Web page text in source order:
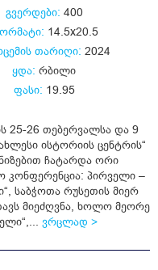
გვერდები: 400
14.5x20.5
თარიღი: 2024
ყდა: რბილი
ფასი: 19.95
25-26 თებერვალსა და 9
ისტორიის ცენტრის“
ჩატარდა ორი
კონფერენცია: პირველი –
საბჭოთა რუსეთის მიერ
მიეძღვნა, ხოლო მეორე
ვრცლად >